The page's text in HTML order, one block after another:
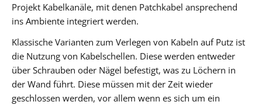
Projekt Kabelkanäle, mit denen Patchkabel ansprechend
ins Ambiente integriert werden.
Klassische Varianten zum Verlegen von Kabeln auf Putz ist
die Nutzung von Kabelschellen. Diese werden entweder
über Schrauben oder Nägel befestigt, was zu Löchern in
der Wand führt. Diese müssen mit der Zeit wieder
geschlossen werden, vor allem wenn es sich um ein